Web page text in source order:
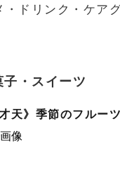
・ドリンク・ケア
子・スイーツ
才天》季節のフルー